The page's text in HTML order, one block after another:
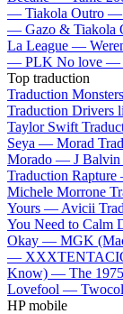
— Tiakola Outro —
— Gazo & Tiakola
La League —
— PLK No love —
Top traduction
Traduction
Traduction Drivers
Taylor Swift
Seya — Morad
Morado — J Balvin
Traduction
Michele Morrone
Yours — Avicii
You Need to
Okay — MGK
—
Know) — The 1975
Lovefool —
HP mobile